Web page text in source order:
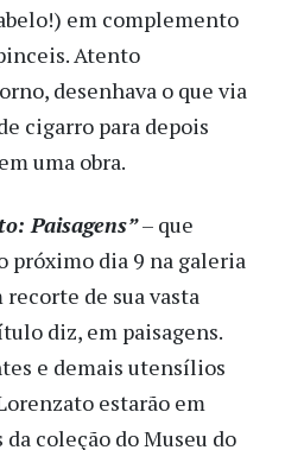
em complemento
Atento
desenhava o que via
cigarro para depois
uma obra.
Paisagens”– que
próximo dia 9 na galeria
de sua vasta
diz, em paisagens.
e demais utensílios
estarão em
coleção do Museu do